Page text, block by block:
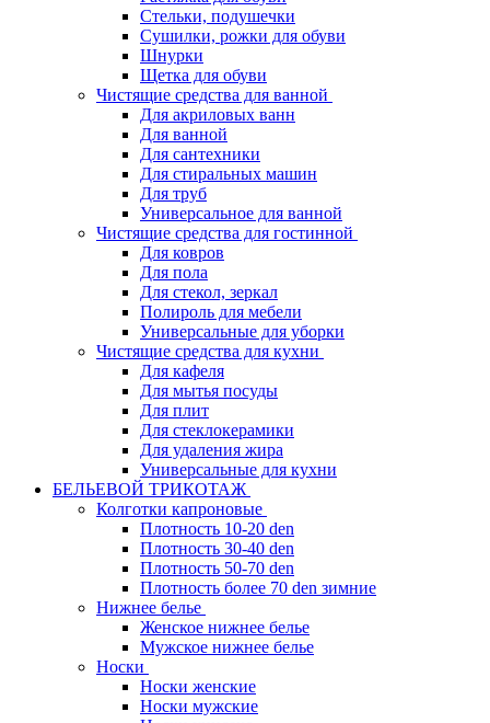
Стельки, подушечки
Сушилки, рожки для обуви
Шнурки
Щетка для обуви
Чистящие средства для ванной
Для акриловых ванн
Для ванной
Для сантехники
Для стиральных машин
Для труб
Универсальное для ванной
Чистящие средства для гостинной
Для ковров
Для пола
Для стекол, зеркал
Полироль для мебели
Универсальные для уборки
Чистящие средства для кухни
Для кафеля
Для мытья посуды
Для плит
Для стеклокерамики
Для удаления жира
Универсальные для кухни
БЕЛЬЕВОЙ ТРИКОТАЖ
Колготки капроновые
Плотность 10-20 den
Плотность 30-40 den
Плотность 50-70 den
Плотность более 70 den зимние
Нижнее белье
Женское нижнее белье
Мужское нижнее белье
Носки
Носки женские
Носки мужские